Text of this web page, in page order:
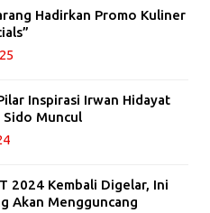
Hadirkan Promo Kuliner
Inspirasi Irwan Hidayat
Sido Muncul
2024 Kembali Digelar, Ini
Akan Mengguncang